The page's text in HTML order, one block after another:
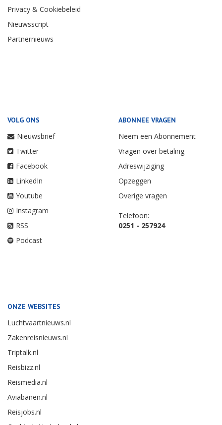
Privacy & Cookiebeleid
Nieuwsscript
Partnernieuws
VOLG ONS
Nieuwsbrief
Twitter
Facebook
LinkedIn
Youtube
Instagram
RSS
Podcast
ABONNEE VRAGEN
Neem een Abonnement
Vragen over betaling
Adreswijziging
Opzeggen
Overige vragen
Telefoon:
0251 - 257924
ONZE WEBSITES
Luchtvaartnieuws.nl
Zakenreisnieuws.nl
Triptalk.nl
Reisbizz.nl
Reismedia.nl
Aviabanen.nl
Reisjobs.nl